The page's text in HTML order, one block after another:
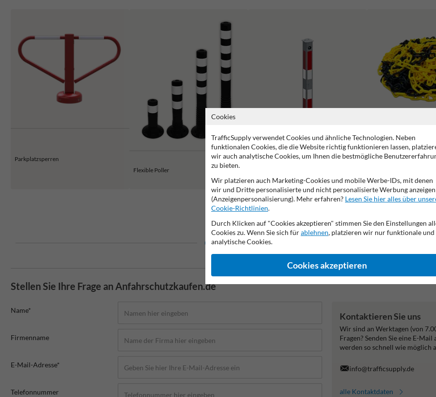
Parkplatzsperren
Flexible Poller
Versenkbare Poller
Absperrpfosten mit Kette
2 Jahre Werksgarantie TUV
Stellen Sie Ihre Frage an Anfahrschutzkaufen.de
Name*
Firmenname
E-Mail-Adresse*
Telefonnummer
Kontaktieren Sie uns
Wir sind an Werktagen (von
Fragen? Senden Sie eine E-Mail
werden so schnell wie möglich
info@trafficsupply.de
alle Kontaktdaten
Cookies
TrafficSupply verwendet Cookies und ähnliche Technologien. Neben
funktionalen Cookies, die die Website richtig funktionieren lassen,
wir auch analytische Cookies, um Ihnen die bestmögliche
zu bieten.
Wir platzieren auch Marketing-Cookies und mobile Werbe-IDs, mit denen
wir und Dritte personalisierte und nicht personalisierte Werbung anzeigen
(Anzeigenpersonalisierung). Mehr erfahren? Lesen Sie hier alles über
Cookie-Richtlinien.
Durch Klicken auf "Cookies akzeptieren" stimmen Sie den Einstellungen
Cookies zu. Wenn Sie sich fürablehnen, platzieren wir nur funktionale und
analytische Cookies.
Cookies akzeptieren